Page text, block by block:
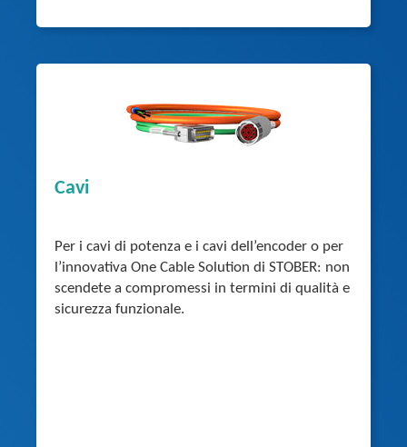
Cavi
Per i cavi di potenza e i cavi dell’encoder o per
l’innovativa One Cable Solution di STOBER: non
scendete a compromessi in termini di qualità e
sicurezza funzionale.